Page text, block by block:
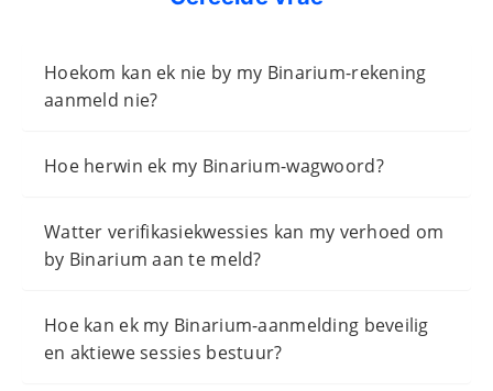
Hoekom kan ek nie by my Binarium-rekening
aanmeld nie?
Hoe herwin ek my Binarium-wagwoord?
Watter verifikasiekwessies kan my verhoed om
by Binarium aan te meld?
Hoe kan ek my Binarium-aanmelding beveilig
en aktiewe sessies bestuur?